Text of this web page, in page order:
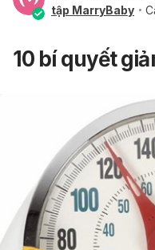
tập MarryBaby
10 bí quyết